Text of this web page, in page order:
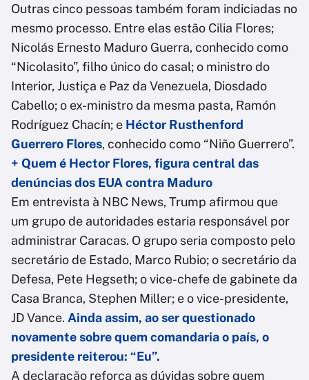
Outras cinco pessoas também foram indiciadas no
mesmo processo. Entre elas estão Cilia Flores;
Nicolás Ernesto Maduro Guerra, conhecido como
“Nicolasito”, filho único do casal; o ministro do
Interior, Justiça e Paz da Venezuela, Diosdado
Cabello; o ex-ministro da mesma pasta, Ramón
Rodríguez Chacín; e Héctor Rusthenford
Guerrero Flores, conhecido como “Niño Guerrero”.
+ Quem é Hector Flores, figura central das
denúncias dos EUA contra Maduro
Em entrevista à NBC News, Trump afirmou que
um grupo de autoridades estaria responsável por
administrar Caracas. O grupo seria composto pelo
secretário de Estado, Marco Rubio; o secretário da
Defesa, Pete Hegseth; o vice-chefe de gabinete da
Casa Branca, Stephen Miller; e o vice-presidente,
JD Vance. Ainda assim, ao ser questionado
novamente sobre quem comandaria o país, o
presidente reiterou: “Eu”.
A declaração reforça as dúvidas sobre quem